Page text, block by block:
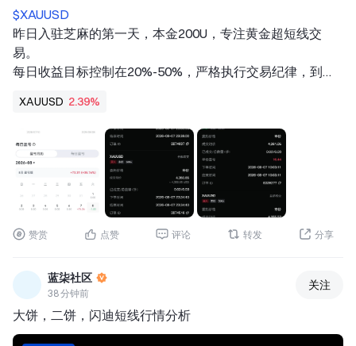
此次推出也凸显了 ETF 作为投资工具的持续重要性。交易
所交易基金可以让投资者通过一种能够在整个市场交易时段
内进行交易的产品，便捷地接触特定行业、主题、策略或资
产类别。随着对专业化投资产品的需求增长，新 ETF 的推
接下来的交易时段对 L
$XAUUSD
昨日入驻芝麻的第一天，本金200U，专注黄金超短线交
易。
每日收益目标控制在20%-50%，严格执行交易纪律，到点
心不足吃月亮，市场的钱赚不完，但亏得完，只赚取自己认
知范围内的收益，守住本心。周末暂停操作休整调整状态，
等开盘再战😁
HOLD  HOLD  HOLD！！！
XAUUSD 2.39%
赞赏 点赞 评论 转发 分享
蓝柒社区
38 分钟前
关注
大饼，二饼，闪迪短线行情分析